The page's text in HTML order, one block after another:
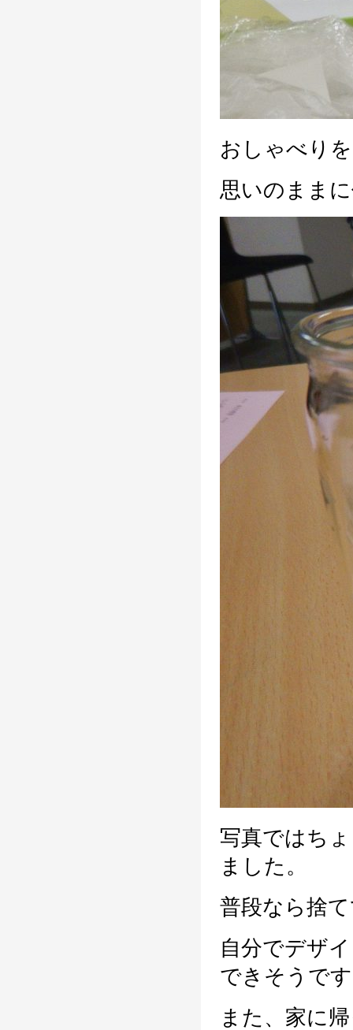
おしゃべり
思いのまま
写真ではち
ました。
普段なら捨
自分でデザ
できそうで
また、家に